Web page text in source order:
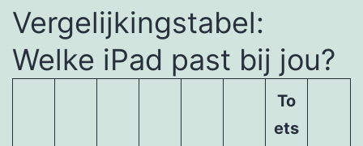
Vergelijkingstabel:
Welke iPad past bij jou?
To
ets